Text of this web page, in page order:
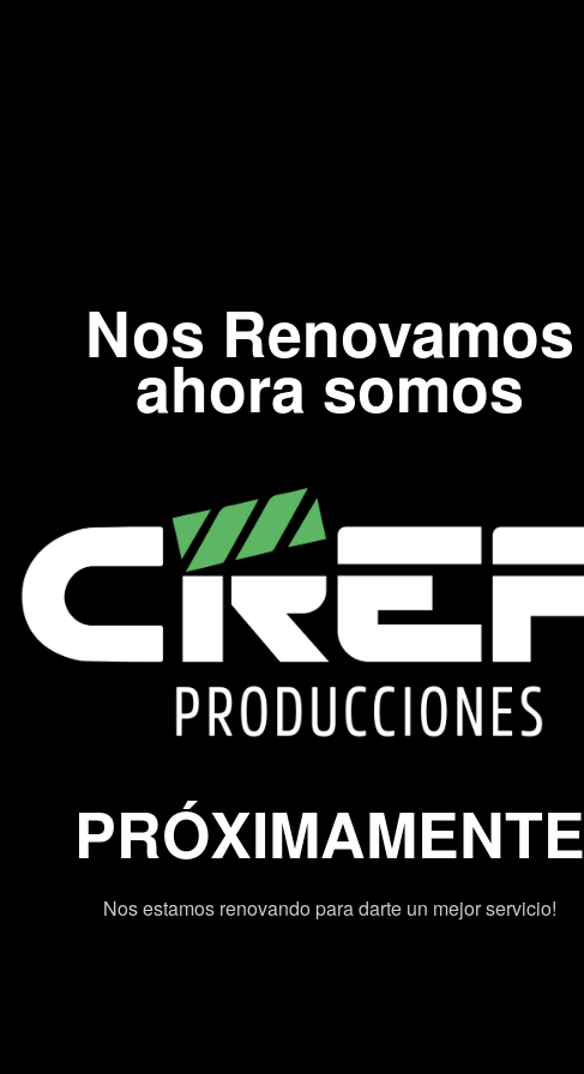
Nos Renovamos
ahora somos
PRÓXIMAMENTE
Nos estamos renovando para darte un mejor servicio!